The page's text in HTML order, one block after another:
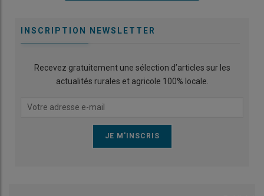
INSCRIPTION NEWSLETTER
Recevez gratuitement une sélection d’articles sur les
actualités rurales et agricole 100% locale.